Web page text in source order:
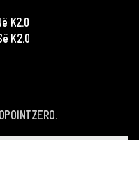
K2.0
K2.0